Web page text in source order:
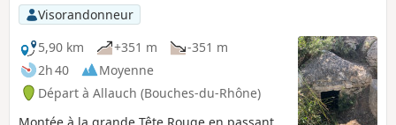
Visorandonneur
5,90 km
+351 m
-351 m
2h 40
Moyenne
Départ à Allauch (Bouches-du-Rhône)